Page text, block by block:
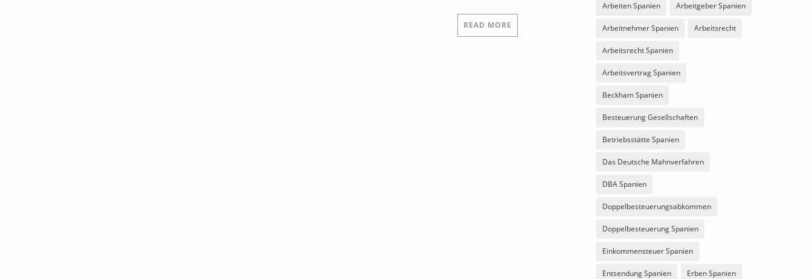
READ MORE
Arbeiten Spanien Arbeitgeber Spanien
Arbeitnehmer Spanien Arbeitsrecht
Arbeitsrecht Spanien
Arbeitsvertrag Spanien
Beckham Spanien
Besteuerung Gesellschaften
Betriebsstätte Spanien
Das Deutsche Mahnverfahren
DBA Spanien
Doppelbesteuerungsabkommen
Doppelbesteuerung Spanien
Einkommensteuer Spanien
Entsendung Spanien Erben Spanien